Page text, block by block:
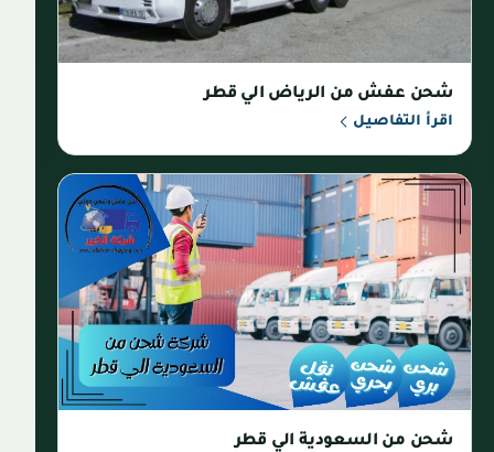
شحن عفش من الرياض الي قطر
اقرأ التفاصيل
شحن من السعودية الي قطر